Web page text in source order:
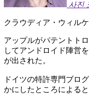
사진
クラウディア・ウィル
アップルがパテントト
してアンドロイド陣営
が出された。
ドイツの特許専門ブロ
かにしたところによる